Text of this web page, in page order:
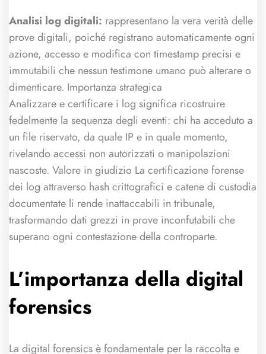
Analisi log digitali: rappresentano la vera verità delle
prove digitali, poiché registrano automaticamente ogni
azione, accesso e modifica con timestamp precisi e
immutabili che nessun testimone umano può alterare o
dimenticare. Importanza strategica
Analizzare e certificare i log significa ricostruire
fedelmente la sequenza degli eventi: chi ha acceduto a
un file riservato, da quale IP e in quale momento,
rivelando accessi non autorizzati o manipolazioni
nascoste. Valore in giudizio La certificazione forense
dei log attraverso hash crittografici e catene di custodia
documentate li rende inattaccabili in tribunale,
trasformando dati grezzi in prove inconfutabili che
superano ogni contestazione della controparte.
L’importanza della digital
forensics
La digital forensics è fondamentale per la raccolta e